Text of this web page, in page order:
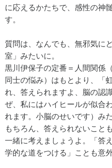
に応えるかたちで、感性の神
す。
質問は、なんでも、無邪気に
室」みたいに。
黒川伊保子の定番＝人間関係
同士の悩み）はもとより、「
れ、答えられますよ、脳の認
ぜ、私にはハイヒールが似合
れます。小脳のせいです）み
もちろん、答えられないこと
一緒に考えましょうよ。「答
学的な道をつける」ことも意